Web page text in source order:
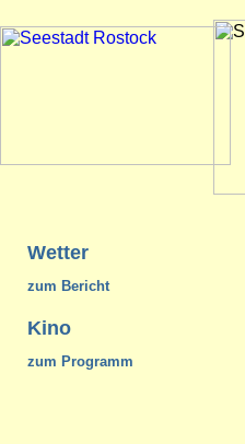
Wetter
zum Bericht
Kino
zum Programm